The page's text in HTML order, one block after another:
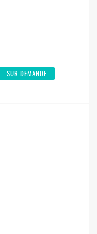
SUR DEMANDE